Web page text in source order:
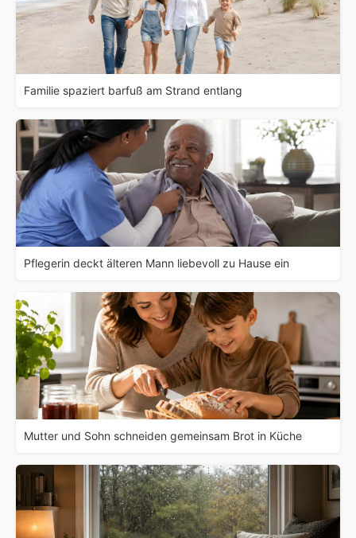
Familie spaziert barfuß am Strand entlang
Pflegerin deckt älteren Mann liebevoll zu Hause ein
Mutter und Sohn schneiden gemeinsam Brot in Küche